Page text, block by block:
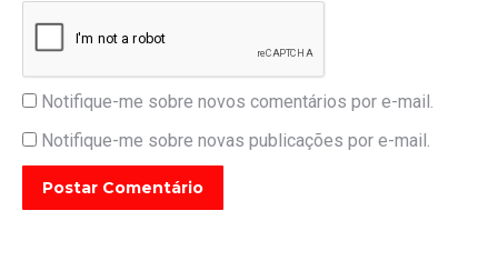
Notifique-me sobre novos comentários por e-mail.
Notifique-me sobre novas publicações por e-mail.
Postar Comentário